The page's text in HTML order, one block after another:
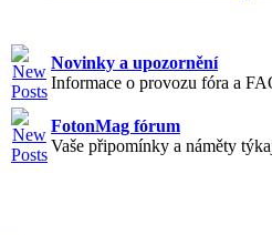
Novinky a upozornění
Informace o provozu fóra a
FotonMag fórum
Vaše připomínky a náměty